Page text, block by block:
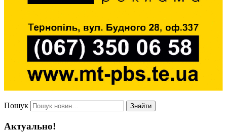
Пошук Знайти
Актуально!